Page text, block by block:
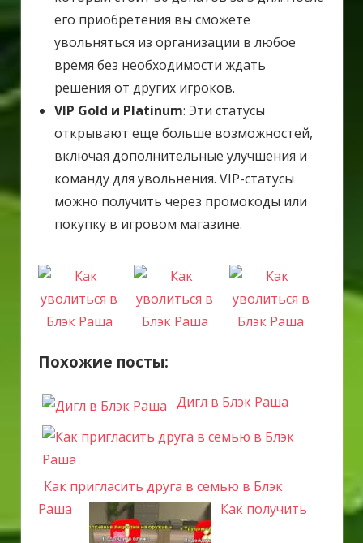
его приобретения вы сможете
увольняться из организации в любое
время без необходимости ждать
решения от других игроков.
VIP Gold и Platinum: Эти статусы
открывают еще больше возможностей,
включая дополнительные улучшения и
команду для увольнения. VIP-статусы
можно получить через промокоды или
покупку в игровом магазине.
Похожие посты:
Дигл в Блэк Раша
Как пригласить друга в семью в Блэк
Раша
Как получить